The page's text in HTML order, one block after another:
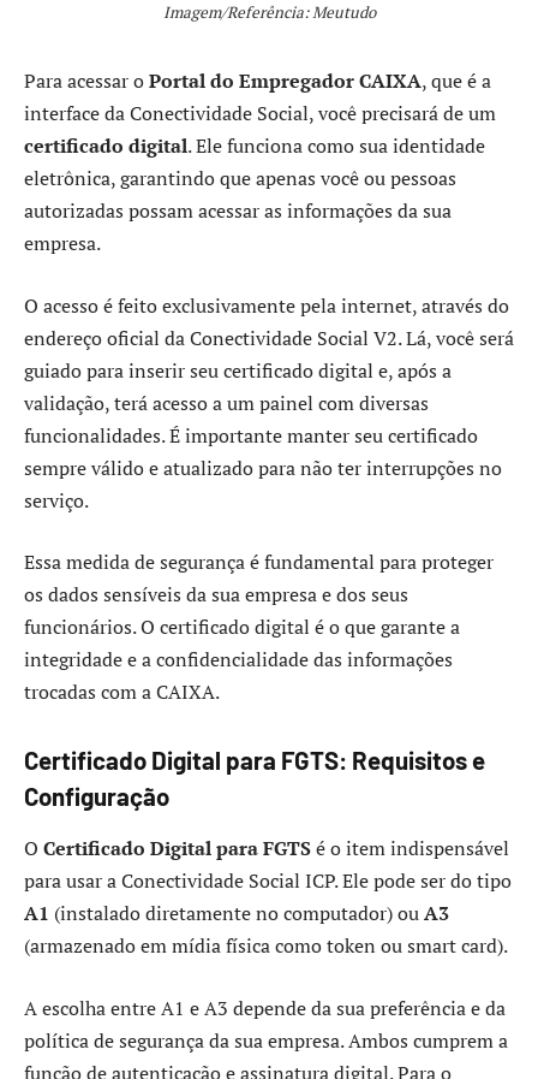
Imagem/Referência: Meutudo
Para acessar oPortal do Empregador CAIXA, que é a
interface da Conectividade Social, você precisará de um
certificado digital. Ele funciona como sua identidade
eletrônica, garantindo que apenas você ou pessoas
autorizadas possam acessar as informações da sua
empresa.
O acesso é feito exclusivamente pela internet, através do
endereço oficial da Conectividade Social V2. Lá, você será
guiado para inserir seu certificado digital e, após a
validação, terá acesso a um painel com diversas
funcionalidades. É importante manter seu certificado
sempre válido e atualizado para não ter interrupções no
serviço.
Essa medida de segurança é fundamental para proteger
os dados sensíveis da sua empresa e dos seus
funcionários. O certificado digital é o que garante a
integridade e a confidencialidade das informações
trocadas com a CAIXA.
Certificado Digital para FGTS: Requisitos e
Configuração
O Certificado Digital para FGTSé o item indispensável
para usar a Conectividade Social ICP. Ele pode ser do tipo
A1 (instalado diretamente no computador) ouA3
(armazenado em mídia física como token ou smart card).
A escolha entre A1 e A3 depende da sua preferência e da
política de segurança da sua empresa. Ambos cumprem a
função de autenticação e assinatura digital. Para o